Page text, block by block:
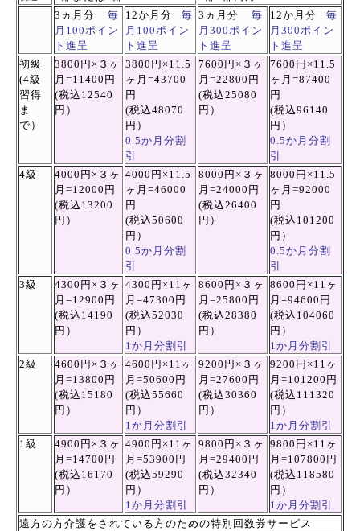
3ヵ月分 毎
月100ポイン
ト進呈
12か月分 毎
月100ポイン
ト進呈
3ヵ月分 毎
月300ポイン
ト進呈
12か月分 毎
月300ポイン
ト進呈
初級
(4級
習得
ま
で）
3800円×３ ヶ
月=11400円
(税込 12540
円）
3800円×11.5
ヶ 月=43700
円
(税込48070
円）
0.5か月分割
引
7600円×３ ヶ
月=22800円
(税込25080
円）
7600円×11.5
ヶ 月=87400
円
(税込96140
円）
0.5か月分割
引
4級
4000円×３ ヶ
月=12000円
(税込 13200
円）
4000円×11.5
ヶ 月=46000
円
(税込50600
円）
0.5か月分割
引
8000円×３ ヶ
月=24000円
(税込26400
円）
8000円×11.5
ヶ 月=92000
円
(税込101200
円）
0.5か月分割
引
3級
4300円×３ ヶ
月=12900円
(税込 14190
円）
4300円×11 ヶ
月=47300円
(税込52030
円）
1か月分割引
8600 円×３ ヶ
月=25800円
(税込28380
円）
8600円×11 ヶ
月=94600円
(税込 104060
円）
1か月分割引
2級
4600円×３ ヶ
月=13800円
(税込 15180
円）
4600円×11 ヶ
月=50600円
(税込55660
円）
1か月分割引
9200円×３ ヶ
月=27600円
(税込30360
円）
9200円×11 ヶ
月=101200円
(税込 111320
円）
1か月分割引
1級
4900円×３ ヶ
月=14700円
(税込 16170
円）
4900円×11 ヶ
月=53900円
(税込59290
円）
1か月分割引
9800円×３ ヶ
月=29400円
(税込32340
円）
9800円×11 ヶ
月=107800円
(税込 118580
円）
1か月分割引
遠方の方介護をされている方のための特別回数券サービス